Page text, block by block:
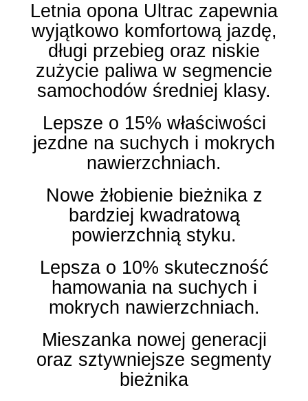
Letnia opona Ultrac zapewnia
wyjątkowo komfortową jazdę,
długi przebieg oraz niskie
zużycie paliwa w segmencie
samochodów średniej klasy.
Lepsze o 15% właściwości
jezdne na suchych i mokrych
nawierzchniach.
Nowe żłobienie bieżnika z
bardziej kwadratową
powierzchnią styku.
Lepsza o 10% skuteczność
hamowania na suchych i
mokrych nawierzchniach.
Mieszanka nowej generacji
oraz sztywniejsze segmenty
bieżnika